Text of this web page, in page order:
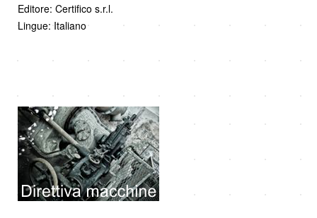
Editore: Certifico s.r.l.
Lingue: Italiano